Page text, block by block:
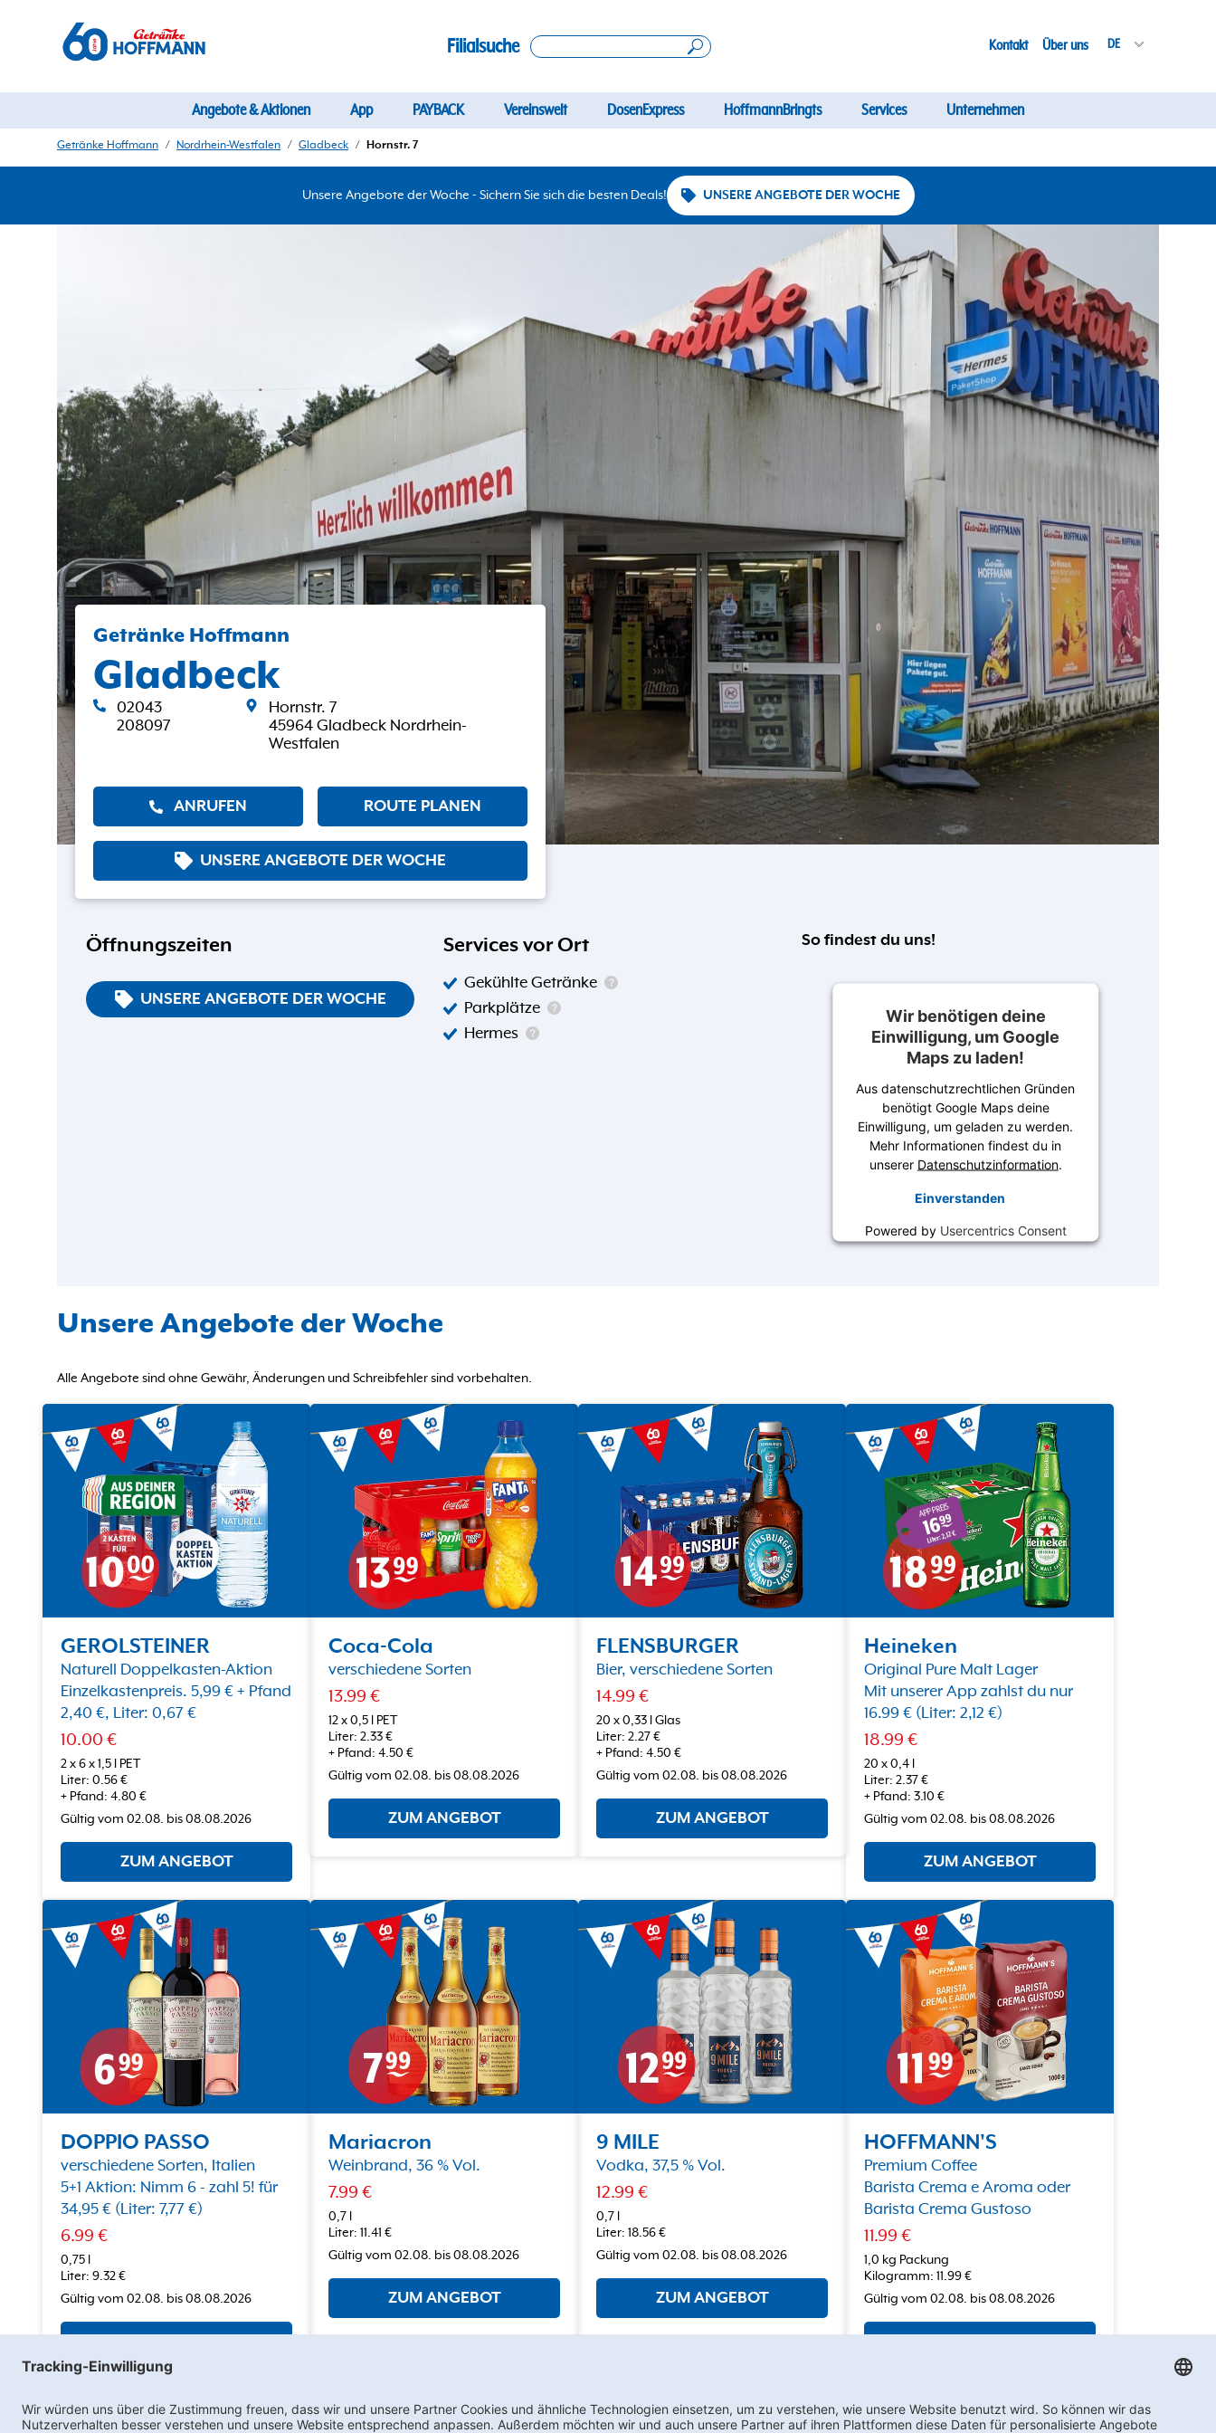
Filialsuche Kontakt Über uns DE
Angebote & Aktionen App PAYBACK Vereinswelt DosenExpress HoffmannBringts Services Unternehmen
Getränke Hoffmann / Nordrhein-Westfalen / Gladbeck / Hornstr. 7
Unsere Angebote der Woche - Sichern Sie sich die besten Deals! UNSERE ANGEBOTE DER WOCHE
Getränke Hoffmann
Gladbeck
02043
208097
Hornstr. 7
45964 Gladbeck Nordrhein-
Westfalen
ANRUFEN ROUTE PLANEN
UNSERE ANGEBOTE DER WOCHE
Öffnungszeiten
UNSERE ANGEBOTE DER WOCHE
Services vor Ort
Gekühlte Getränke
Parkplätze
Hermes
So findest du uns!
Wir benötigen deine
Einwilligung, um Google
Maps zu laden!
Aus datenschutzrechtlichen Gründen
benötigt Google Maps deine
Einwilligung, um geladen zu werden.
Mehr Informationen findest du in
unserer Datenschutzinformation.
Einverstanden
Powered by Usercentrics Consent
Management
Unsere Angebote der Woche
Alle Angebote sind ohne Gewähr, Änderungen und Schreibfehler sind vorbehalten.
GEROLSTEINER
Naturell Doppelkasten-Aktion
Einzelkastenpreis. 5,99 € + Pfand
2,40 €, Liter: 0,67 €
10.00 €
2 x 6 x 1,5 l PET
Liter: 0.56€
+ Pfand: 4.80 €
Gültig vom 02.08. bis08.08.2026
ZUM ANGEBOT
Coca-Cola
verschiedene Sorten
13.99 €
12 x 0,5 l PET
Liter: 2.33€
+ Pfand: 4.50 €
Gültig vom 02.08. bis08.08.2026
ZUM ANGEBOT
FLENSBURGER
Bier, verschiedene Sorten
14.99 €
20 x 0,33 l Glas
Liter: 2.27€
+ Pfand: 4.50 €
Gültig vom 02.08. bis08.08.2026
ZUM ANGEBOT
Heineken
Original Pure Malt Lager
Mit unserer App zahlst du nur
16.99 € (Liter: 2,12 €)
18.99 €
20 x 0,4 l
Liter: 2.37€
+ Pfand: 3.10 €
Gültig vom 02.08. bis08.08.2026
ZUM ANGEBOT
DOPPIO PASSO
verschiedene Sorten, Italien
5+1 Aktion: Nimm 6 - zahl 5! für
34,95 € (Liter: 7,77 €)
6.99 €
0,75 l
Liter: 9.32€
Gültig vom 02.08. bis08.08.2026
Mariacron
Weinbrand, 36 % Vol.
7.99 €
0,7 l
Liter: 11.41 €
Gültig vom 02.08. bis08.08.2026
ZUM ANGEBOT
9 MILE
Vodka, 37,5 % Vol.
12.99 €
0,7 l
Liter: 18.56€
Gültig vom 02.08. bis08.08.2026
ZUM ANGEBOT
HOFFMANN'S
Premium Coffee
Barista Crema e Aroma oder
Barista Crema Gustoso
11.99 €
1,0 kg Packung
Kilogramm: 11.99€
Gültig vom 02.08. bis08.08.2026